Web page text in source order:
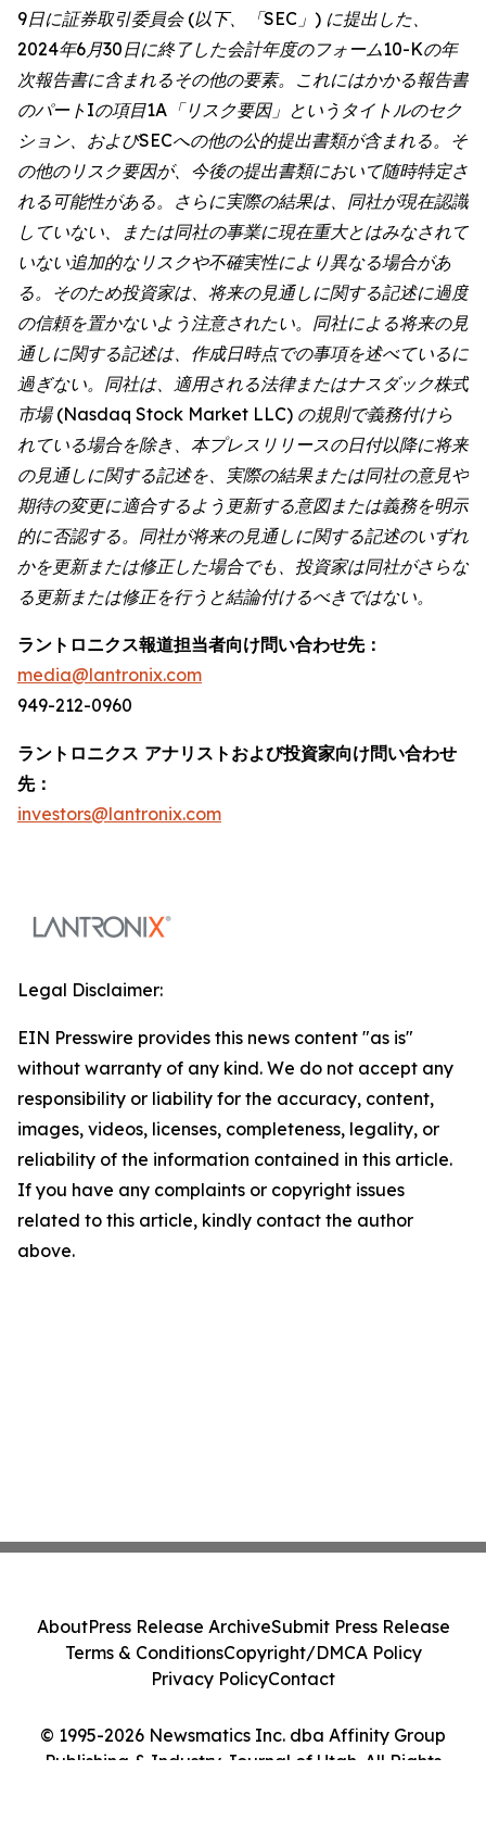
9日に証券取引委員会 (以下、「SEC」) に提出した、
2024年6月30日に終了した会計年度のフォーム10-Kの年
次報告書に含まれるその他の要素。これにはかかる報告書
のパートIの項目1A「リスク要因」というタイトルのセク
ション、およびSECへの他の公的提出書類が含まれる。そ
の他のリスク要因が、今後の提出書類において随時特定さ
れる可能性がある。さらに実際の結果は、同社が現在認識
していない、または同社の事業に現在重大とはみなされて
いない追加的なリスクや不確実性により異なる場合があ
る。そのため投資家は、将来の見通しに関する記述に過度
の信頼を置かないよう注意されたい。同社による将来の見
通しに関する記述は、作成日時点での事項を述べているに
過ぎない。同社は、適用される法律またはナスダック株式
市場 (Nasdaq Stock Market LLC) の規則で義務付けら
れている場合を除き、本プレスリリースの日付以降に将来
の見通しに関する記述を、実際の結果または同社の意見や
期待の変更に適合するよう更新する意図または義務を明示
的に否認する。同社が将来の見通しに関する記述のいずれ
かを更新または修正した場合でも、投資家は同社がさらな
る更新または修正を行うと結論付けるべきではない。
ラントロニクス報道担当者向け問い合わせ先：
media@lantronix.com
949-212-0960
ラントロニクス アナリストおよび投資家向け問い合わせ
先：
investors@lantronix.com
Legal Disclaimer:
EIN Presswire provides this news content "as is"
without warranty of any kind. We do not accept any
responsibility or liability for the accuracy, content,
images, videos, licenses, completeness, legality, or
reliability of the information contained in this article.
If you have any complaints or copyright issues
related to this article, kindly contact the author
above.
© 1995-2026 Newsmatics Inc. dba Affinity Group
Publishing & Industry Journal of Utah. All Rights
AboutPress Release ArchiveSubmit Press Release
Terms & ConditionsCopyright/DMCA Policy
Privacy PolicyContact